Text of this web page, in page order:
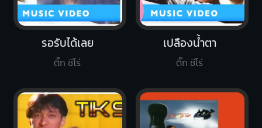
รอรับได้เลย
ติ๊ก ชีโร่
เปลืองน้ำตา
ติ๊ก ชีโร่